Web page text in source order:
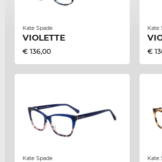
Kate Spade
VIOLETTE
€ 136,00
Kate
€
Kate Spade Kate